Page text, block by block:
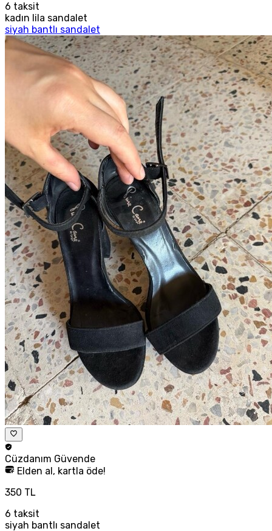
6 taksit
kadın lila sandalet
siyah bantlı sandalet
Cüzdanım Güvende
Elden al, kartla öde!
350 TL
6 taksit
siyah bantlı sandalet